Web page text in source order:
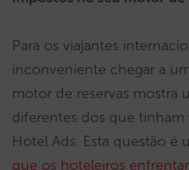
Para os viajantes
inconveniente chegar a
motor de reservas mostra
diferentes dos que
Hotel Ads. Esta questão é
que os hoteleiros